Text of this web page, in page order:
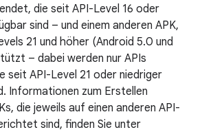
die seit API-Level 16 oder
sind – und einem anderen APK,
21 und höher (Android 5.0 und
– dabei werden nur APIs
seit API-Level 21 oder niedriger
Informationen zum Erstellen
die jeweils auf einen anderen API-
sind, finden Sie unter